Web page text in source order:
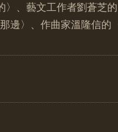
〉、藝文工作者劉蒼芝
邊〉、作曲家溫隆信的